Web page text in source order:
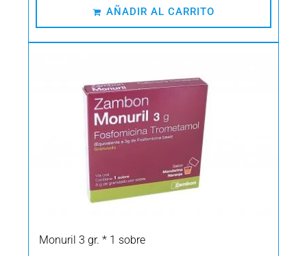
AÑADIR AL CARRITO
Monuril 3 gr. * 1 sobre